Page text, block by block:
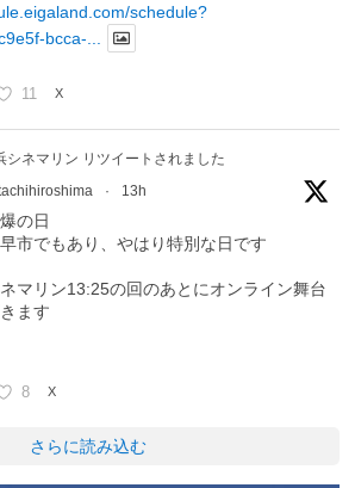
schedule?
bcca-...
11 X
シネマリン リツイートされました
· 13h
の日
市でもあり、やはり特別な日です
マリン13:25の回のあとにオンライン舞台
ます
8 X
さらに読み込む